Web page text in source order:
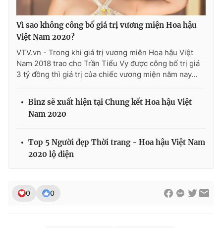
Vì sao không công bố giá trị vương miện Hoa hậu
Việt Nam 2020?
VTV.vn - Trong khi giá trị vương miện Hoa hậu Việt
Nam 2018 trao cho Trần Tiểu Vy được công bố trị giá
3 tỷ đồng thì giá trị của chiếc vương miện năm nay...
Binz sẽ xuất hiện tại Chung kết Hoa hậu Việt
Nam 2020
Top 5 Người đẹp Thời trang - Hoa hậu Việt Nam
2020 lộ diện
0 0